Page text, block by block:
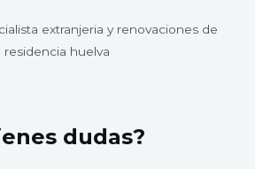
dudas?